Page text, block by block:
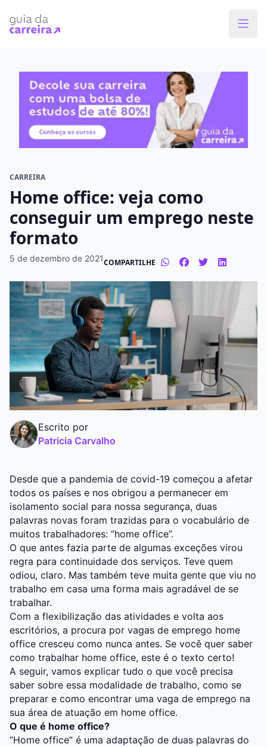
CARREIRA
Home office: veja como
conseguir um emprego neste
formato
5 de dezembro de 2021COMPARTILHE
Escrito por
Patricia Carvalho
Desde que a pandemia de covid-19 começou a afetar
todos os países e nos obrigou a permanecer em
isolamento social para nossa segurança, duas
palavras novas foram trazidas para o vocabulário de
muitos trabalhadores: “home office”.
O que antes fazia parte de algumas exceções virou
regra para continuidade dos serviços. Teve quem
odiou, claro. Mas também teve muita gente que viu no
trabalho em casa uma forma mais agradável de se
trabalhar.
Com a flexibilização das atividades e volta aos
escritórios, a procura por vagas de emprego home
office cresceu como nunca antes. Se você quer saber
como trabalhar home office, este é o texto certo!
A seguir, vamos explicar tudo o que você precisa
saber sobre essa modalidade de trabalho, como se
preparar e como encontrar uma vaga de emprego na
sua área de atuação em home office.
O que é home office?
“Home office” é uma adaptação de duas palavras do
Faça o curso dos sonhos
O que você quer estudar?
Modalidade preferida
Presencial
Tipo de formação
Graduação